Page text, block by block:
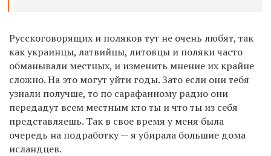
Русскоговорящих и поляков тут не очень любят, так
как украинцы, латвийцы, литовцы и поляки часто
обманывали местных, и изменить мнение их крайне
сложно. На это могут уйти годы. Зато если они тебя
узнали получше, то по сарафанному радио они
передадут всем местным кто ты и что ты из себя
представляешь. Так в свое время у меня была
очередь на подработку — я убирала большие дома
исландцев.